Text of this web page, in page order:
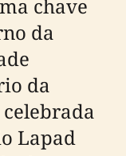
chave
da
da
Lapad